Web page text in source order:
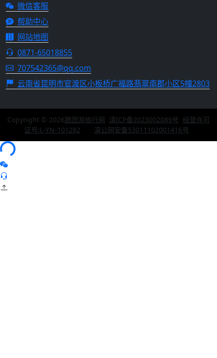
微信客服
帮助中心
网站地图
0871-65018855
707542365@qq.com
云南省昆明市官渡区小板桥广福路翡翠南郡小区5幢2803
Copyright © 2026跟团游旅行网 滇ICP备2023002089号 经营许可
证号:L-YN-101282
滇公网安备53011102001416号
跟团游旅行网